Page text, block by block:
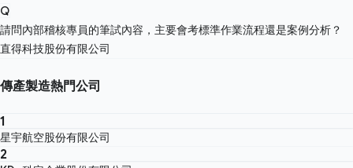
Q
請問內部稽核專員的筆試內容，主要會考標準作業流程還是案例分析？
直得科技股份有限公司
傳產製造熱門公司
1
星宇航空股份有限公司
2